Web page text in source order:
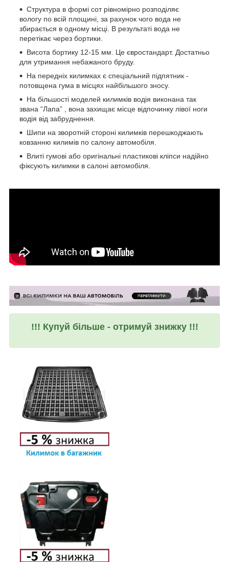
Структура в формі сот рівномірно розподіляє
вологу по всій площині, за рахунок чого вода не
збирається в одному місці. В результаті вода не
перетікає через бортики.
Висота бортику 12-15 мм. Це євростандарт. Достатньо
для утримання небажаного бруду.
На передніх килимках є спеціальний підпятник -
потовщена гума в місцях найбільшого зносу.
На більшості моделей килимків водія виконана так
звана “Лапа” , вона захищає місце відпочинку лівої ноги
водія від забруднення.
Шипи на зворотній стороні килимків перешкоджають
ковзанню килимів по салону автомобіля.
Влиті гумові або оригінальні пластикові кліпси надійно
фіксують килимки в салоні автомобіля.
!!! Купуй більше - отримуй знижку !!!